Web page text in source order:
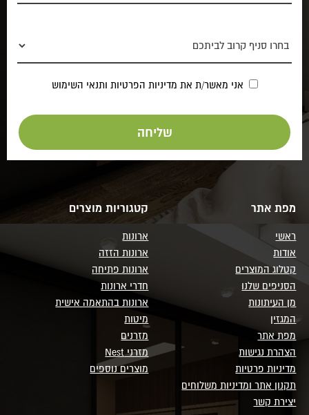
אני מאשר/ת את מדיניות הפרטיות ותנאי השימוש
מפת אתר
ראשי
אודות
קטלוג המוצרים
הסניפים שלנו
מן העיתונות
המגזין
מפת אתר
הצהרת נגישות
מדיניות פרטיות
תקנון אתר ומדיניות משלוחים
יצירת קשר
קטגוריות מוצרים
ארונות
ארונות הזזה
ארונות פתיחה
חדרי ארונות
ארונות בהתאמה אישית
מיטות
מזרנים
מזרני Nest
מוצרים נוספים